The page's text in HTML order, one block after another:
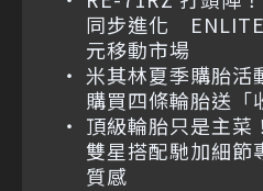
同步進化
元移動市場
米其林夏季購胎
購買四條輪胎送「
頂級輪胎只是主
雙星搭配馳加細節
質感